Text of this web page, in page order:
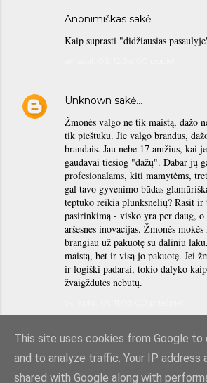
Anonimiškas sakė…
Kaip suprasti "didžiausias
Unknown sakė…
Žmonės valgo ne tik maistą, dažo
tik pieštuku. Jie valgo brandus,
brandais. Jau nebe 17 amžius, kai
gaudavai tiesiog "dažų". Dabar jų
profesionalams, kiti mamytėms,
gal tavo gyvenimo būdas
teptuko reikia plunksnelių? Rasit
pasirinkimą - visko yra per daug, o
aršesnes inovacijas. Žmonės
brangiau už pakuotę su daliniu
maistą, bet ir visą jo pakuotę. Jei
ir logiški padarai, tokio dalyko
žvaigždutės nebūtų.
RAŠYTI KOMENTARĄ
This site uses cookies from Google to
and to analyze traffic. Your IP address
shared with Google along with